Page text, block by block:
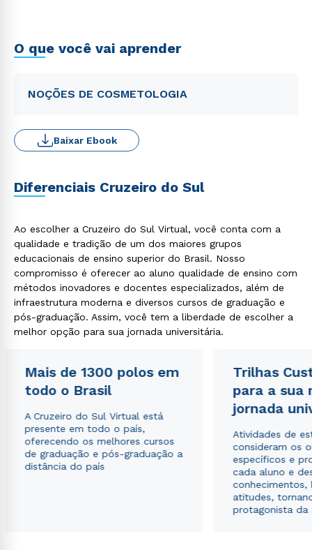
O que você vai aprender
NOÇÕES DE COSMETOLOGIA
Baixar Ebook
Diferenciais Cruzeiro do Sul
Ao escolher a Cruzeiro do Sul Virtual, você conta com a
qualidade e tradição de um dos maiores grupos
educacionais de ensino superior do Brasil. Nosso
compromisso é oferecer ao aluno qualidade de ensino com
métodos inovadores e docentes especializados, além de
infraestrutura moderna e diversos cursos de graduação e
pós-graduação. Assim, você tem a liberdade de escolher a
melhor opção para sua jornada universitária.
Mais de 1300 polos em
todo o Brasil
A Cruzeiro do Sul Virtual está
presente em todo o país,
oferecendo os melhores cursos
de graduação e pós-graduação a
distância do país
Trilhas
para a sua
jornada
Atividades de
consideram os
específicos e
cada aluno e
conhecimentos,
atitudes,
protagonista da